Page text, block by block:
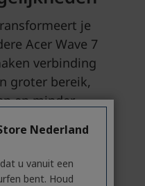
Nederland
u vanuit een
bent. Houd